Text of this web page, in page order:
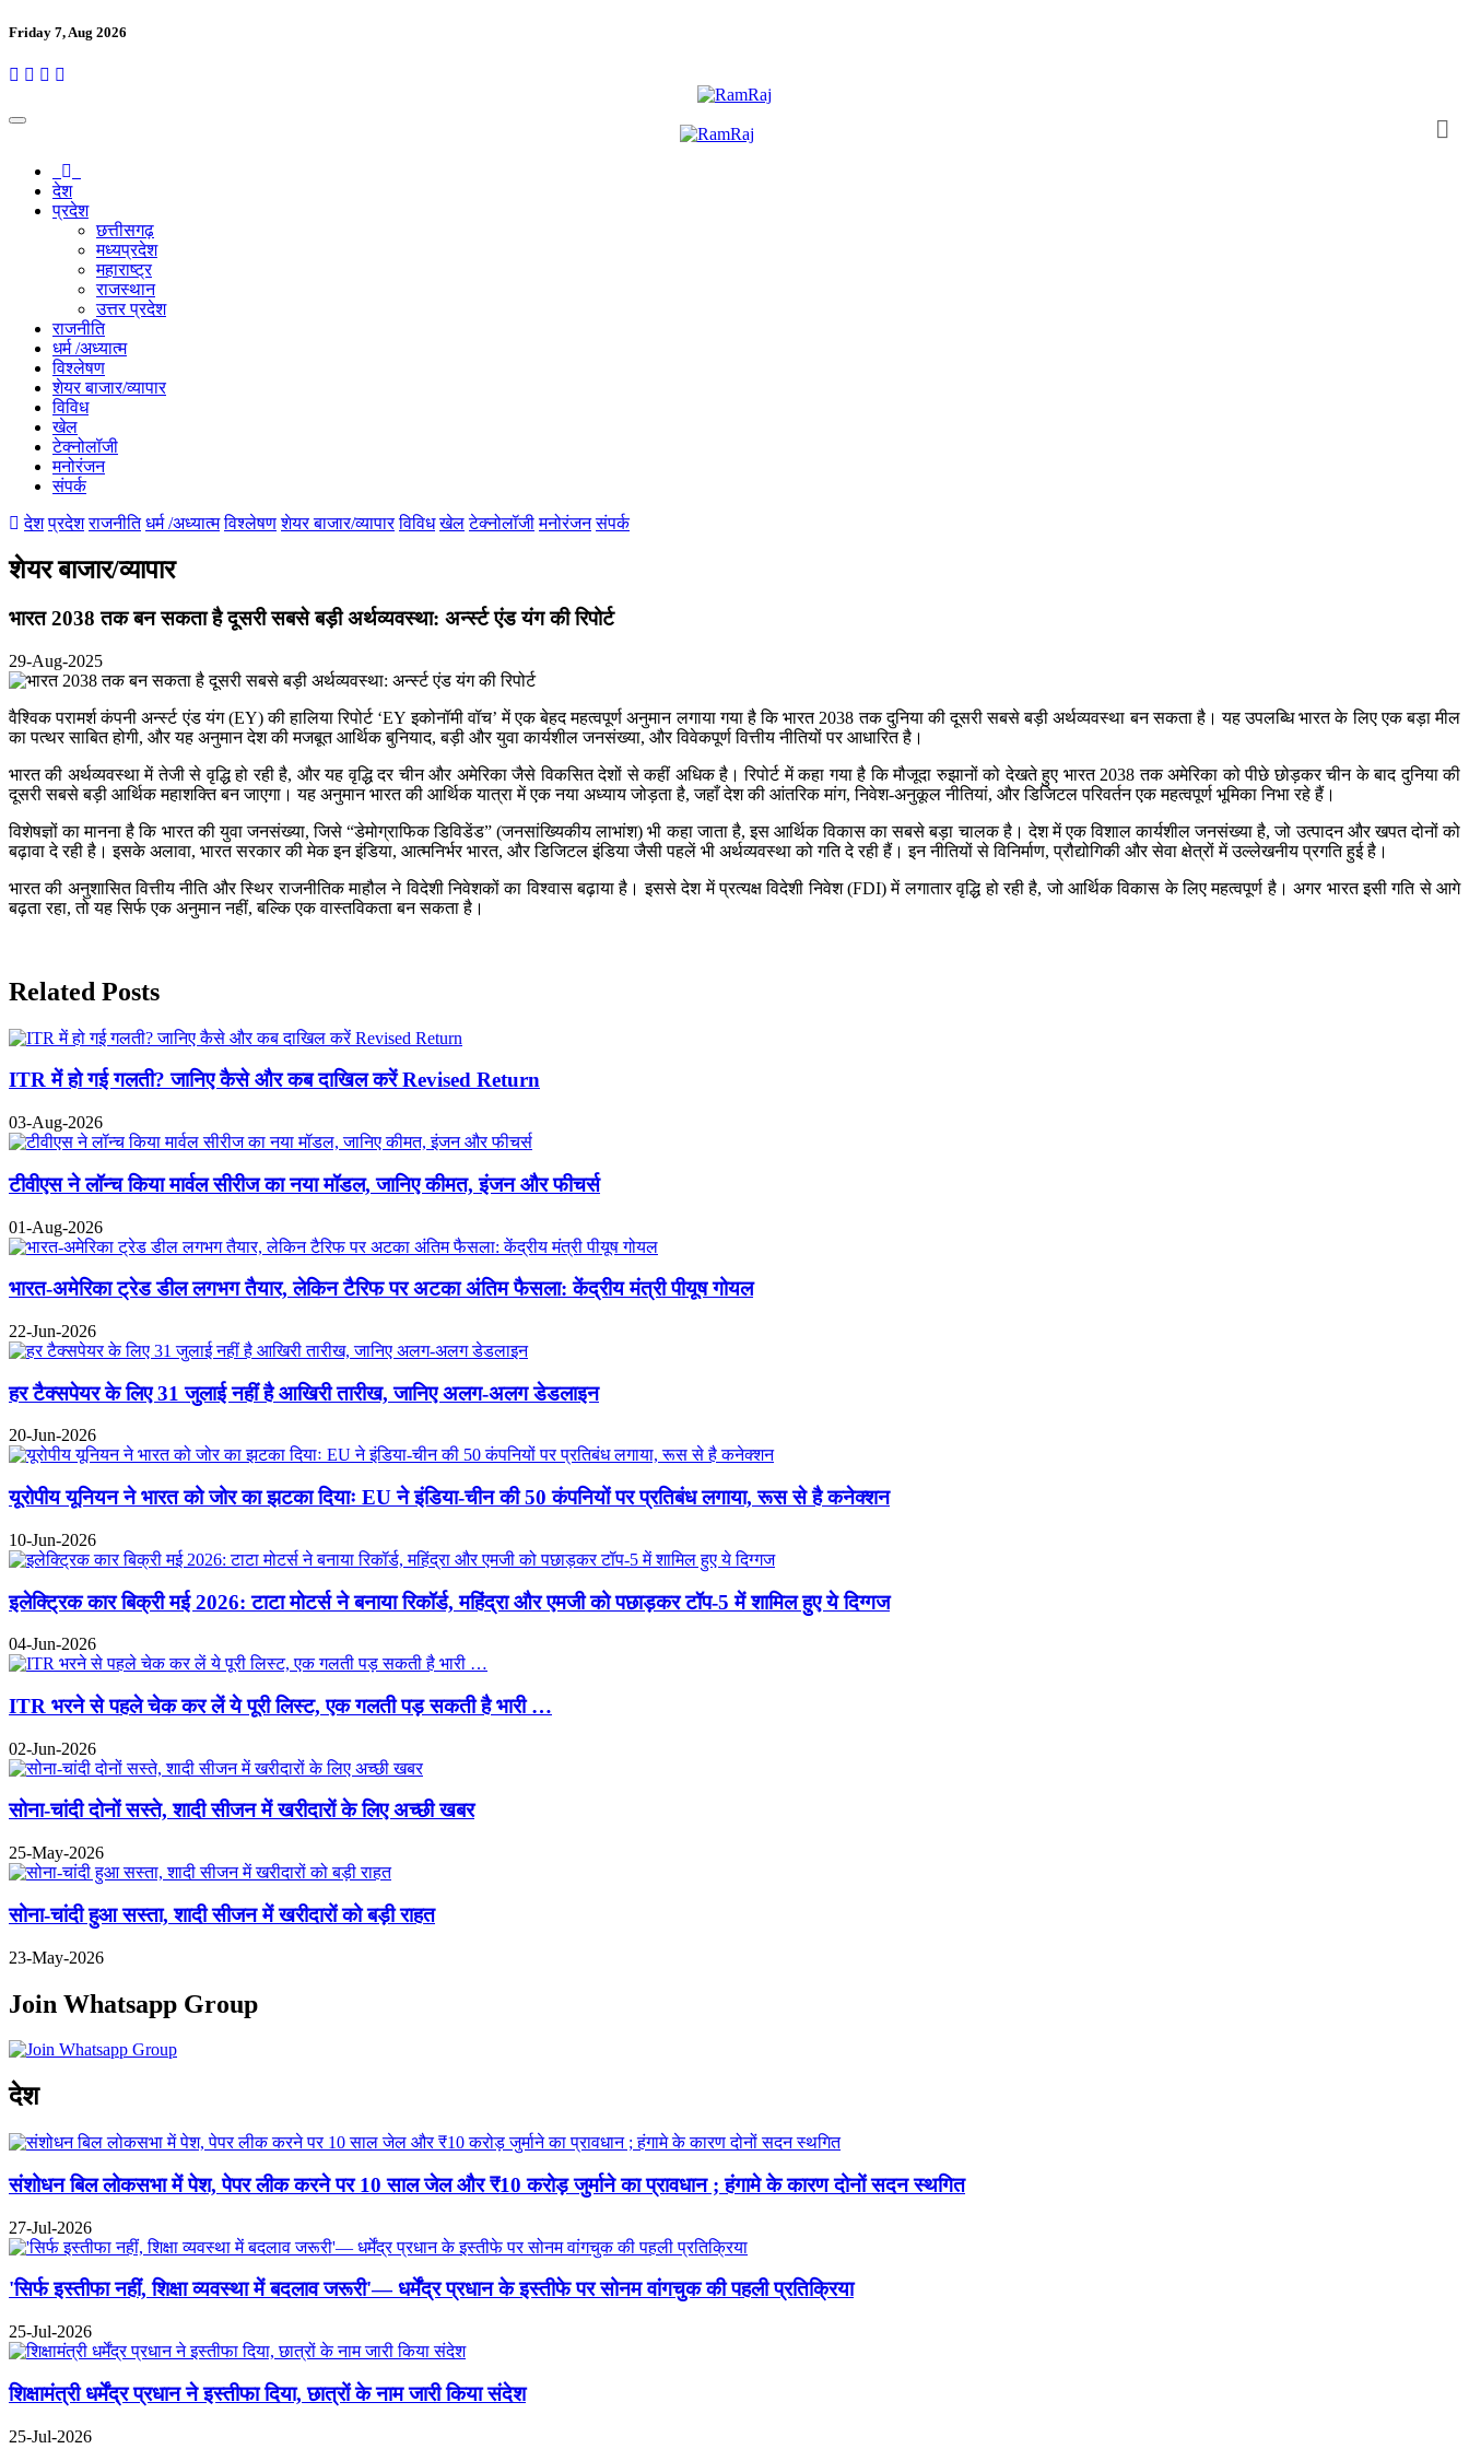
Friday 7, Aug 2026
देश
प्रदेश
छत्तीसगढ़
मध्यप्रदेश
महाराष्ट्र
राजस्थान
उत्तर प्रदेश
राजनीति
धर्म /अध्यात्म
विश्लेषण
शेयर बाजार/व्यापार
विविध
खेल
टेक्नोलॉजी
मनोरंजन
संपर्क
देश प्रदेश राजनीति धर्म /अध्यात्म विश्लेषण शेयर बाजार/व्यापार विविध खेल टेक्नोलॉजी मनोरंजन संपर्क
शेयर बाजार/व्यापार
भारत 2038 तक बन सकता है दूसरी सबसे बड़ी अर्थव्यवस्था: अर्न्स्ट एंड यंग की रिपोर्ट
29-Aug-2025
वैश्विक परामर्श कंपनी अर्न्स्ट एंड यंग (EY) की हालिया रिपोर्ट ‘EY इकोनॉमी वॉच’ में एक बेहद महत्वपूर्ण अनुमान लगाया गया है कि भारत 2038 तक दुनिया की दूसरी सबसे बड़ी अर्थव्यवस्था बन सकता है। यह उपलब्धि भारत के लिए एक बड़ा मील
का पत्थर साबित होगी, और यह अनुमान देश की मजबूत आर्थिक बुनियाद, बड़ी और युवा कार्यशील जनसंख्या, और विवेकपूर्ण वित्तीय नीतियों पर आधारित है।
भारत की अर्थव्यवस्था में तेजी से वृद्धि हो रही है, और यह वृद्धि दर चीन और अमेरिका जैसे विकसित देशों से कहीं अधिक है। रिपोर्ट में कहा गया है कि मौजूदा रुझानों को देखते हुए भारत 2038 तक अमेरिका को पीछे छोड़कर चीन के बाद दुनिया की
दूसरी सबसे बड़ी आर्थिक महाशक्ति बन जाएगा। यह अनुमान भारत की आर्थिक यात्रा में एक नया अध्याय जोड़ता है, जहाँ देश की आंतरिक मांग, निवेश-अनुकूल नीतियां, और डिजिटल परिवर्तन एक महत्वपूर्ण भूमिका निभा रहे हैं।
विशेषज्ञों का मानना है कि भारत की युवा जनसंख्या, जिसे “डेमोग्राफिक डिविडेंड” (जनसांख्यिकीय लाभांश) भी कहा जाता है, इस आर्थिक विकास का सबसे बड़ा चालक है। देश में एक विशाल कार्यशील जनसंख्या है, जो उत्पादन और खपत दोनों को
बढ़ावा दे रही है। इसके अलावा, भारत सरकार की मेक इन इंडिया, आत्मनिर्भर भारत, और डिजिटल इंडिया जैसी पहलें भी अर्थव्यवस्था को गति दे रही हैं। इन नीतियों से विनिर्माण, प्रौद्योगिकी और सेवा क्षेत्रों में उल्लेखनीय प्रगति हुई है।
भारत की अनुशासित वित्तीय नीति और स्थिर राजनीतिक माहौल ने विदेशी निवेशकों का विश्वास बढ़ाया है। इससे देश में प्रत्यक्ष विदेशी निवेश (FDI) में लगातार वृद्धि हो रही है, जो आर्थिक विकास के लिए महत्वपूर्ण है। अगर भारत इसी गति से आगे
बढ़ता रहा, तो यह सिर्फ एक अनुमान नहीं, बल्कि एक वास्तविकता बन सकता है।
Related Posts
ITR में हो गई गलती? जानिए कैसे और कब दाखिल करें Revised Return
03-Aug-2026
टीवीएस ने लॉन्च किया मार्वल सीरीज का नया मॉडल, जानिए कीमत, इंजन और फीचर्स
01-Aug-2026
भारत-अमेरिका ट्रेड डील लगभग तैयार, लेकिन टैरिफ पर अटका अंतिम फैसला: केंद्रीय मंत्री पीयूष गोयल
22-Jun-2026
हर टैक्सपेयर के लिए 31 जुलाई नहीं है आखिरी तारीख, जानिए अलग-अलग डेडलाइन
20-Jun-2026
यूरोपीय यूनियन ने भारत को जोर का झटका दियाः EU ने इंडिया-चीन की 50 कंपनियों पर प्रतिबंध लगाया, रूस से है कनेक्शन
10-Jun-2026
इलेक्ट्रिक कार बिक्री मई 2026: टाटा मोटर्स ने बनाया रिकॉर्ड, महिंद्रा और एमजी को पछाड़कर टॉप-5 में शामिल हुए ये दिग्गज
04-Jun-2026
ITR भरने से पहले चेक कर लें ये पूरी लिस्ट, एक गलती पड़ सकती है भारी …
02-Jun-2026
सोना-चांदी दोनों सस्ते, शादी सीजन में खरीदारों के लिए अच्छी खबर
25-May-2026
सोना-चांदी हुआ सस्ता, शादी सीजन में खरीदारों को बड़ी राहत
23-May-2026
Join Whatsapp Group
देश
संशोधन बिल लोकसभा में पेश, पेपर लीक करने पर 10 साल जेल और ₹10 करोड़ जुर्माने का प्रावधान ; हंगामे के कारण दोनों सदन स्थगित
27-Jul-2026
'सिर्फ इस्तीफा नहीं, शिक्षा व्यवस्था में बदलाव जरूरी'— धर्मेंद्र प्रधान के इस्तीफे पर सोनम वांगचुक की पहली प्रतिक्रिया
25-Jul-2026
शिक्षामंत्री धर्मेंद्र प्रधान ने इस्तीफा दिया, छात्रों के नाम जारी किया संदेश
25-Jul-2026